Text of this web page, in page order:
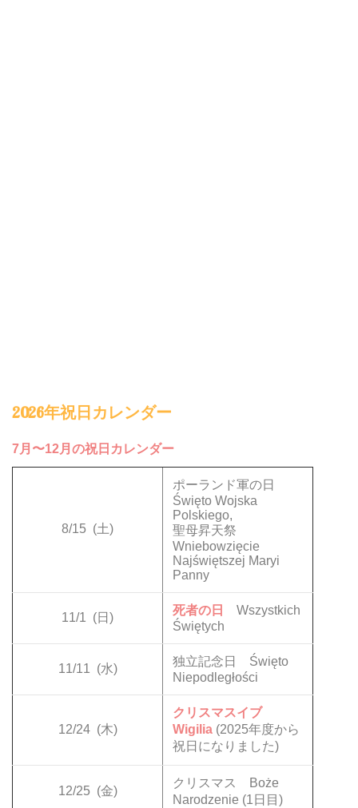
2026年祝日カレンダー
7月〜12月の祝日カレンダー
8/15 (土)
ポーランド軍の日
Święto Wojska
Polskiego,
聖母昇天祭
Wniebowzięcie
Najświętszej Maryi
Panny
11/1 (日)
死者の日
Wszystkich
Świętych
11/11 (水)
独立記念日 Święto
Niepodległości
12/24 (木)
クリスマスイブ
Wigilia (2025年度から
祝日になりました)
12/25 (金)
クリスマス Boże
Narodzenie (1日目)